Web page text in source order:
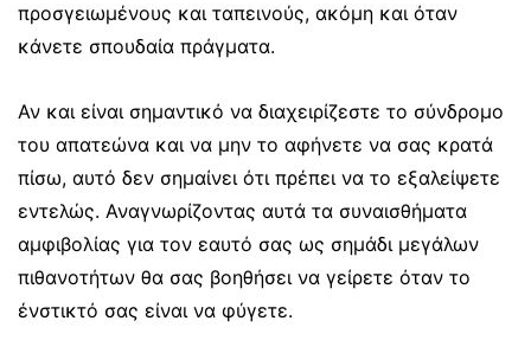
προσγειωμένους και ταπεινούς, ακόμη και όταν
κάνετε σπουδαία πράγματα.
Αν και είναι σημαντικό να διαχειρίζεστε το σύνδρομο
του απατεώνα και να μην το αφήνετε να σας κρατά
πίσω, αυτό δεν σημαίνει ότι πρέπει να το εξαλείψετε
εντελώς. Αναγνωρίζοντας αυτά τα συναισθήματα
αμφιβολίας για τον εαυτό σας ως σημάδι μεγάλων
πιθανοτήτων θα σας βοηθήσει να γείρετε όταν το
ένστικτό σας είναι να φύγετε.